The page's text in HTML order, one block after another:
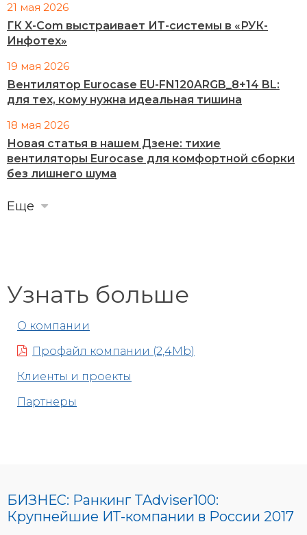
21 мая 2026
ГК X-Com выстраивает ИТ-системы в «РУК-
Инфотех»
19 мая 2026
Вентилятор Eurocase EU-FN120ARGB_8+14 BL:
для тех, кому нужна идеальная тишина
18 мая 2026
Новая статья в нашем Дзене: тихие
вентиляторы Eurocase для комфортной сборки
без лишнего шума
Еще
Узнать больше
О компании
Профайл компании (2,4Mb)
Клиенты и проекты
Партнеры
БИЗНЕС: Ранкинг TAdviser100:
Крупнейшие ИТ-компании в России 2017